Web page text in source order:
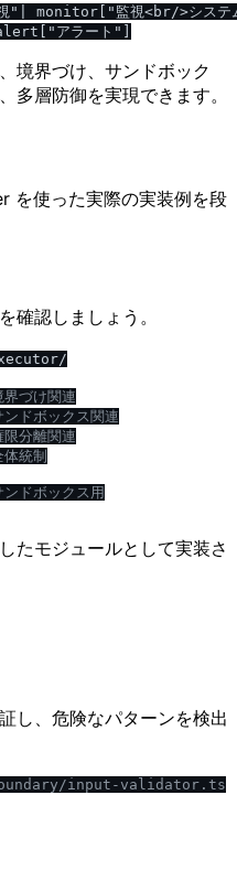
monitor["監視<br/>システ
境界づけ、サンドボック
多層防御を実現できます。
を使った実際の実装例を段
確認しましょう。
づけ関連
ドボックス関連
分離関連
統制
ドボックス用
たモジュールとして実装さ
し、危険なパターンを検出
/input-validator.ts